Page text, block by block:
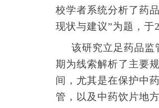
校学者系统分析了药
现状与建议”为题，于
该研究立足药品监
期为线索解析了主要
间，尤其是在保护中
管，以及中药饮片地